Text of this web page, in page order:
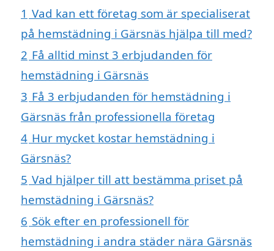
1 Vad kan ett företag som är specialiserat
på hemstädning i Gärsnäs hjälpa till med?
2 Få alltid minst 3 erbjudanden för
hemstädning i Gärsnäs
3 Få 3 erbjudanden för hemstädning i
Gärsnäs från professionella företag
4 Hur mycket kostar hemstädning i
Gärsnäs?
5 Vad hjälper till att bestämma priset på
hemstädning i Gärsnäs?
6 Sök efter en professionell för
hemstädning i andra städer nära Gärsnäs